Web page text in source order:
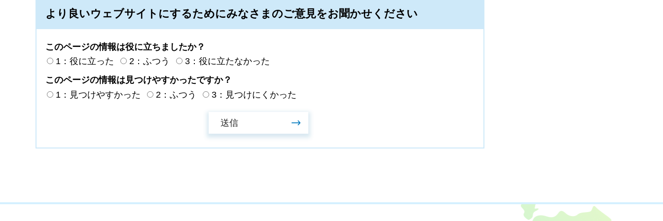
より良いウェブサイトにするためにみなさまのご意見をお聞かせください
このページの情報は役に立ちましたか？
1：役に立った
2：ふつう
3：役に立たなかった
このページの情報は見つけやすかったですか？
1：見つけやすかった
2：ふつう 3：見つけにくかった